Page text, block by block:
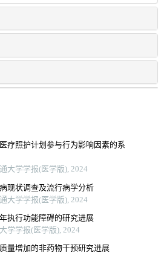
疗照护计划参与行为影响因素的系
大学学报(医学版), 2024
现状调查及流行病学分析
大学学报(医学版), 2024
执行功能障碍的研究进展
学学报(医学版), 2024
量增加的非药物干预研究进展